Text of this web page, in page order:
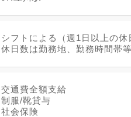
シフトによる（週1日以上の休
休日数は勤務地、勤務時間帯
交通費全額支給
制服/靴貸与
社会保険